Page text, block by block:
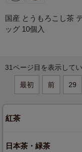
国産 とうもろこし茶
ッグ 10個入
31ページ目を表示して
最初 前 29
紅茶
日本茶・緑茶